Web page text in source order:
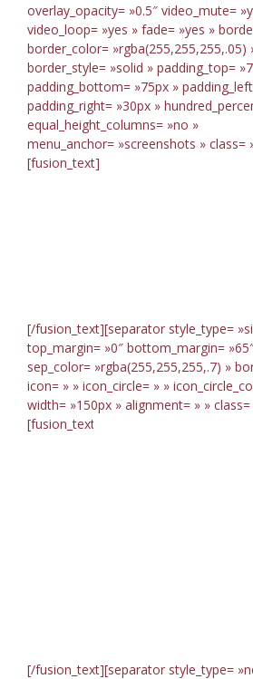
overlay_opacity= »0.5″ video_mute=
video_loop= »yes » fade= »yes »
border_color= »rgba(255,255,255,.05)
border_style= »solid » padding_top=
padding_bottom= »75px »
padding_right= »30px »
equal_height_columns= »no »
menu_anchor= »screenshots » class=
[fusion_text]
[/fusion_text][separator style_type=
top_margin= »0″ bottom_margin=
sep_color= »rgba(255,255,255,.7) »
icon= » » icon_circle= » »
width= »150px » alignment= » » class=
[fusion_text]
[/fusion_text][separator style_type=